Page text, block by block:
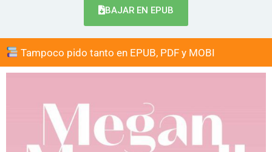
BAJAR EN EPUB
Tampoco pido tanto en EPUB, PDF y MOBI